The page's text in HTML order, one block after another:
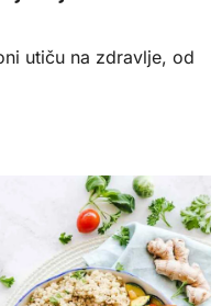
utiču na zdravlje, od